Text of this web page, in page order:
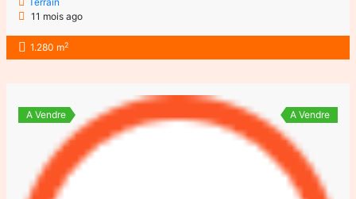
11 mois ago
1.280 m2
A Vendre A Vendre